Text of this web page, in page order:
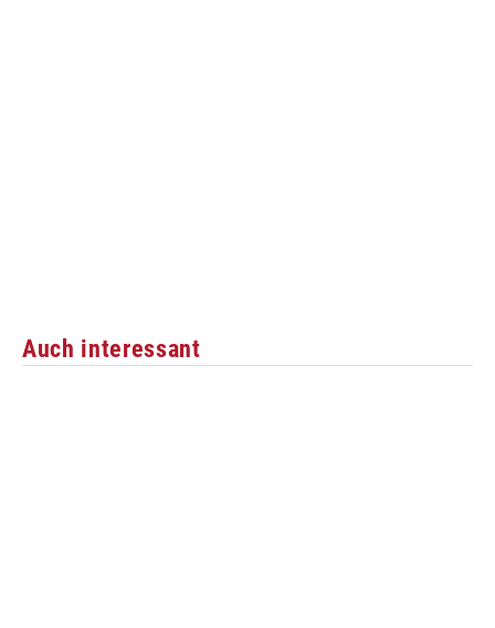
Auch interessant